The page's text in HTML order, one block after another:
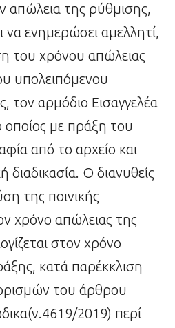
απώλεια της ρύθμισης,
ενημερώσει αμελλητί,
του χρόνου απώλειας
υπολειπόμενου
τον αρμόδιο Εισαγγελέα
οποίος με πράξη του
από το αρχείο και
διαδικασία. Ο διανυθείς
της ποινικής
χρόνο απώλειας της
στον χρόνο
κατά παρέκκλιση
του άρθρου
2019) περί